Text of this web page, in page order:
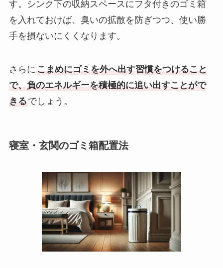
す。シンク下の収納スペースにフタ付きのゴミ箱
を入れておけば、臭いの拡散を防ぎつつ、使い勝
手を損ないにくくなります。
さらに こまめにゴミを外へ出す習慣をつけること
で、負のエネルギーを積極的に追い出すことがで
きる でしょう。
寝室・玄関のゴミ箱配置法